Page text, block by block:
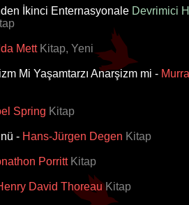
İkinci Enternasyonale Devrimici
Ida MettKitap, Yeni
Mi Yaşamtarzı Anarşizm mi -
Spring Kitap
- Hans-Jürgen Degen Kitap
PorrittKitap
David ThoreauKitap